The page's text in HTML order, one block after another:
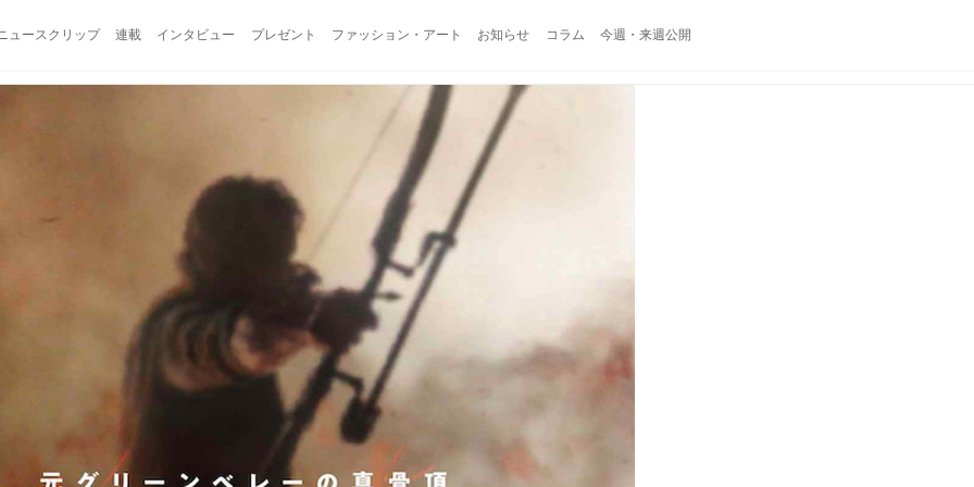
ュースクリップ 連載 インタビュー プレゼント ファッション・アート お知らせ コラム 今週・来週公開